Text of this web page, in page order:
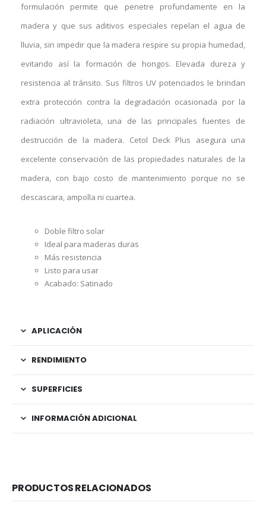
formulación permite que penetre profundamente en la
madera y que sus aditivos especiales repelan el agua de
lluvia, sin impedir que la madera respire su propia humedad,
evitando así la formación de hongos. Elevada dureza y
resistencia al tránsito. Sus filtros UV potenciados le brindan
extra protección contra la degradación ocasionada por la
radiación ultravioleta, una de las principales fuentes de
destrucción de la madera. Cetol Deck Plus asegura una
excelente conservación de las propiedades naturales de la
madera, con bajo costo de mantenimiento porque no se
descascara, ampolla ni cuartea.
Doble filtro solar
Ideal para maderas duras
Más resistencia
Listo para usar
Acabado: Satinado
APLICACIÓN
RENDIMIENTO
SUPERFICIES
INFORMACIÓN ADICIONAL
PRODUCTOS RELACIONADOS